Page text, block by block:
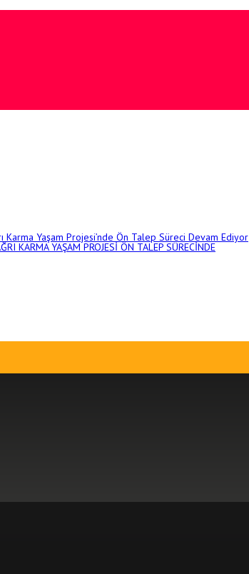
Karma Yaşam Projesi’nde Ön Talep Süreci Devam Ediyor
KARMA YAŞAM PROJESİ ÖN TALEP SÜRECİNDE